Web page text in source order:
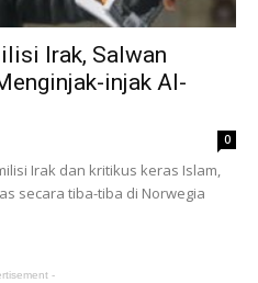
Irak, Salwan
injak Al-
0
Irak dan kritikus keras Islam,
secara tiba-tiba di Norwegia
-